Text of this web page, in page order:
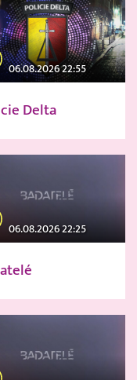
06.08.2026 22:55
Delta
06.08.2026 22:25